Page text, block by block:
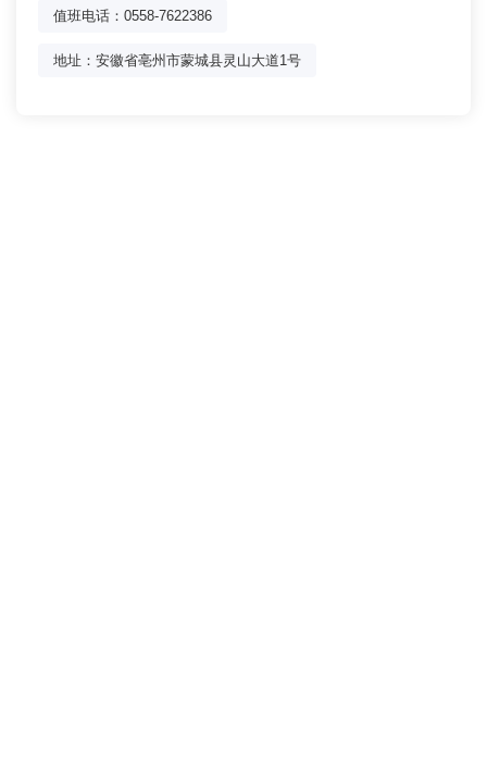
值班电话：0558-7622386
地址：安徽省亳州市蒙城县灵山大道1号